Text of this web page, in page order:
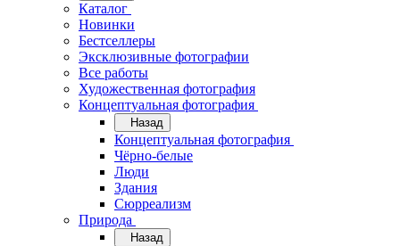
Каталог
Новинки
Бестселлеры
Эксклюзивные фотографии
Все работы
Художественная фотография
Концептуальная фотография
Назад
Концептуальная фотография
Чёрно-белые
Люди
Здания
Сюрреализм
Природа
Назад